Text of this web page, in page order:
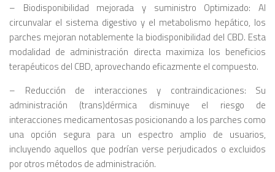
– Biodisponibilidad mejorada y suministro Optimizado: Al
circunvalar el sistema digestivo y el metabolismo hepático, los
parches mejoran notablemente la biodisponibilidad del CBD. Esta
modalidad de administración directa maximiza los beneficios
terapéuticos del CBD, aprovechando eficazmente el compuesto.
– Reducción de interacciones y contraindicaciones: Su
administración (trans)dérmica disminuye el riesgo de
interacciones medicamentosas posicionando a los parches como
una opción segura para un espectro amplio de usuarios,
incluyendo aquellos que podrían verse perjudicados o excluidos
por otros métodos de administración.